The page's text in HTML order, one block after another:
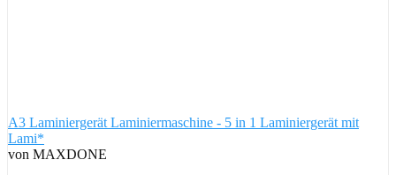
A3 Laminiergerät Laminiermaschine - 5 in 1 Laminiergerät mit
Lami*
von MAXDONE